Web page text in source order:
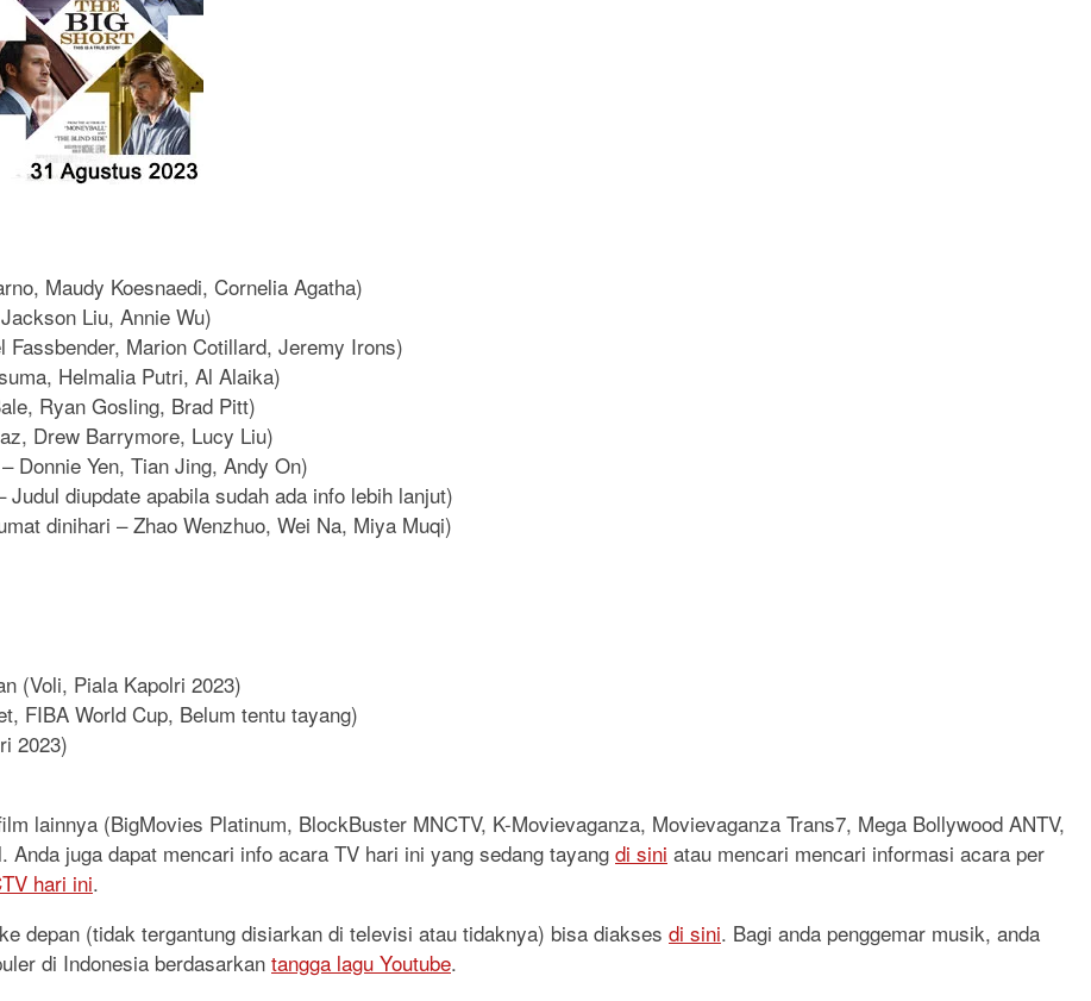
Maudy Koesnaedi, Cornelia Agatha)
Liu, Annie Wu)
Fassbender, Marion Cotillard, Jeremy Irons)
Helmalia Putri, Al Alaika)
Ryan Gosling, Brad Pitt)
Drew Barrymore, Lucy Liu)
Donnie Yen, Tian Jing, Andy On)
diupdate apabila sudah ada info lebih lanjut)
dinihari – Zhao Wenzhuo, Wei Na, Miya Muqi)
(Voli, Piala Kapolri 2023)
FIBA World Cup, Belum tentu tayang)
2023)
lainnya (BigMovies Platinum, BlockBuster MNCTV, K-Movievaganza, Movievaganza Trans7, Mega Bollywood ANTV,
juga dapat mencari info acara TV hari ini yang sedang tayang di sini atau mencari mencari informasi acara per
hari ini.
depan (tidak tergantung disiarkan di televisi atau tidaknya) bisa diakses di sini. Bagi anda penggemar musik, anda
di Indonesia berdasarkan tangga lagu Youtube.